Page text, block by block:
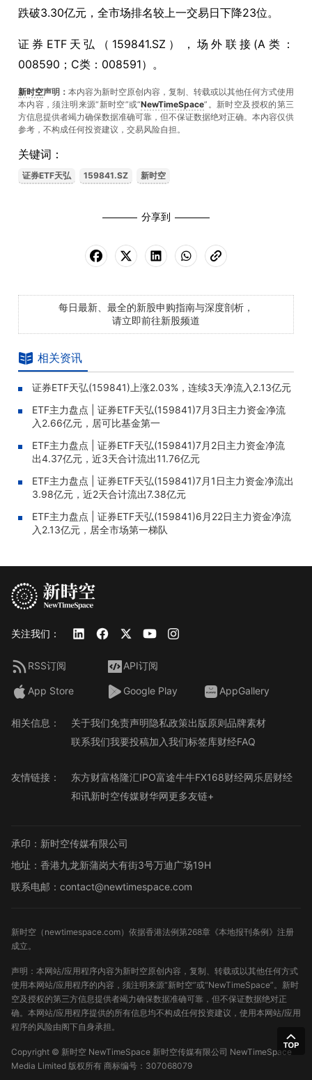
跌破3.30亿元，全市场排名较上一交易日下降23位。
证券ETF天弘（159841.SZ），场外联接(A类：
008590；C类：008591）。
新时空声明： 本内容为新时空原创内容，复制、转载或以其他任何方式使用
本内容，须注明来源“新时空”或“NewTimeSpace”。新时空及授权的第三
方信息提供者竭力确保数据准确可靠，但不保证数据绝对正确。本內容仅供
参考，不构成任何投资建议，交易风险自担。
关键词：
证券ETF天弘 159841.SZ 新时空
分享到
每日最新、最全的新股申购指南与深度剖析，
请立即前往新股频道
相关资讯
证券ETF天弘(159841)上涨2.03%，连续3天净流入2.13亿元
ETF主力盘点 | 证券ETF天弘(159841)7月3日主力资金净流
入2.66亿元，居可比基金第一
ETF主力盘点 | 证券ETF天弘(159841)7月2日主力资金净流
出4.37亿元，近3天合计流出11.76亿元
ETF主力盘点 | 证券ETF天弘(159841)7月1日主力资金净流出
3.98亿元，近2天合计流出7.38亿元
ETF主力盘点 | 证券ETF天弘(159841)6月22日主力资金净流
入2.13亿元，居全市场第一梯队
关注我们：
RSS订阅 API订阅
App Store Google Play AppGallery
相关信息： 关于我们免责声明隐私政策出版原则品牌素材
联系我们我要投稿加入我们标签库财经FAQ
友情链接： 东方财富格隆汇IPO富途牛牛FX168财经网乐居财经
和讯新时空传媒财华网更多友链+
承印：新时空传媒有限公司
地址：香港九龙新蒲岗大有街3号万迪广场19H
联系电邮：contact@newtimespace.com
新时空（ newtimespace.com）依据香港法例第268章《本地报刊条例》注册
成立。
声明：本网站/应用程序内容为新时空原创内容，复制、转载或以其他任何方式
使用本网站/应用程序的内容，须注明来源“新时空”或“NewTimeSpace”。新时
空及授权的第三方信息提供者竭力确保数据准确可靠，但不保证数据绝对正
确。本网站/应用程序提供的所有信息均不构成任何投资建议，使用本网站/应用
程序的风险由阁下自身承担。
Copyright © 新时空 NewTimeSpace 新时空传媒有限公司 NewTimeSpace
Media Limited 版权所有 商标编号：307068079